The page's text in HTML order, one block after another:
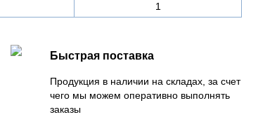
1
Быстрая поставка
Продукция в наличии на складах, за счет
чего мы можем оперативно выполнять
заказы